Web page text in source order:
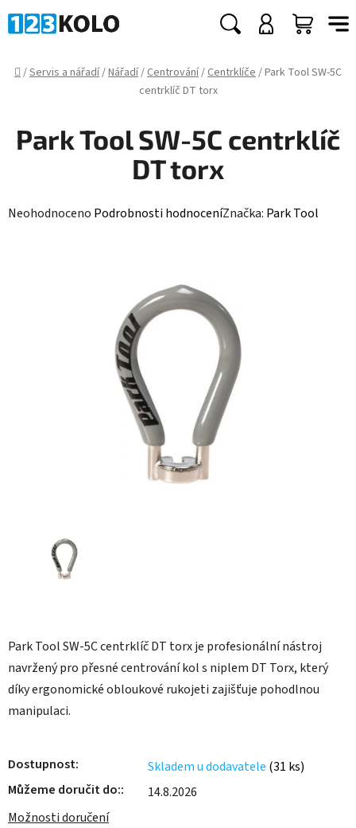
na
Hledat
KOŠÍK
Domů
/Servis a nářadí/Nářadí/Centrování/Centrklíče/Park Tool SW-5C
centrklíč DT torx
Park Tool SW-5C centrklíč DT torx je profesionální nástroj
navržený pro přesné centrování kol s niplem DT Torx, který
díky ergonomické obloukové rukojeti zajišťuje pohodlnou
manipulaci.
Dostupnost Skladem u dodavatele (31 ks)
Můžeme doručit do:
14.8.2026
Možnosti doručení
Park Tool SW-5C centrklíč
DT torx
Průměrné
Neohodnoceno Podrobnosti hodnoceníZnačka: Park Tool